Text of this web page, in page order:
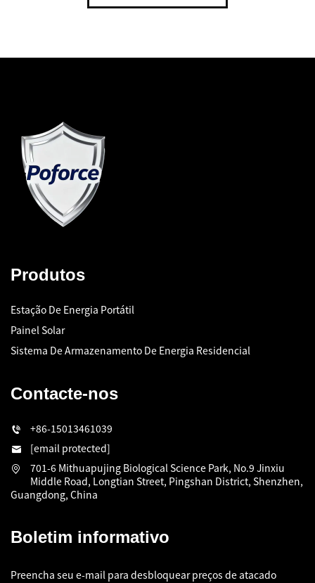
Produtos
Estação De Energia Portátil
Painel Solar
Sistema De Armazenamento De Energia Residencial
Contacte-nos
+86-15013461039
[email protected]
701-6 Mithuapujing Biological Science Park, No.9 Jinxiu
Middle Road, Longtian Street, Pingshan District, Shenzhen,
Guangdong, China
Boletim informativo
Preencha seu e-mail para desbloquear preços de atacado